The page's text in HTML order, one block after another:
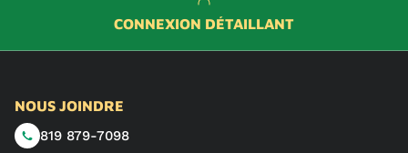
CONNEXION DÉTAILLANT
NOUS JOINDRE
819 879-7098